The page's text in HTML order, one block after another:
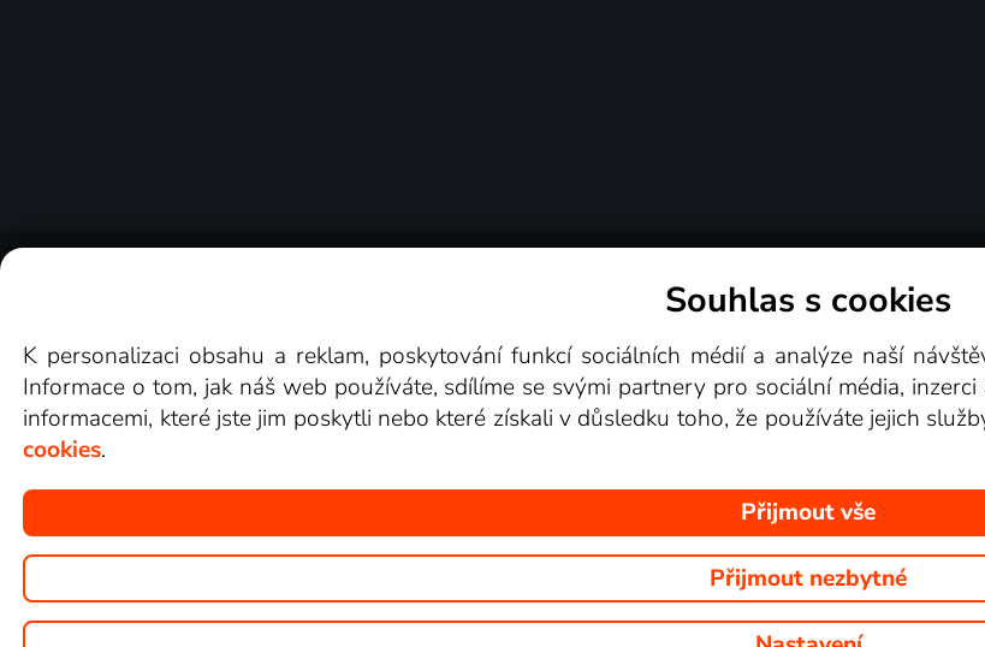
Videotéka
Copyright © goNET s.r.o. Na tomto webu jsou zobrazovány obrázky z pořadů TV
Souhlas s cookies
K personalizaci obsahu a reklam, poskytování funkcí sociálních médií a analýze naší
Informace o tom, jak náš web používáte, sdílíme se svými partnery pro sociální média,
informacemi, které jste jim poskytli nebo které získali v důsledku toho, že používáte jejich
cookies.
Přijmout vše
Přijmout nezbytné